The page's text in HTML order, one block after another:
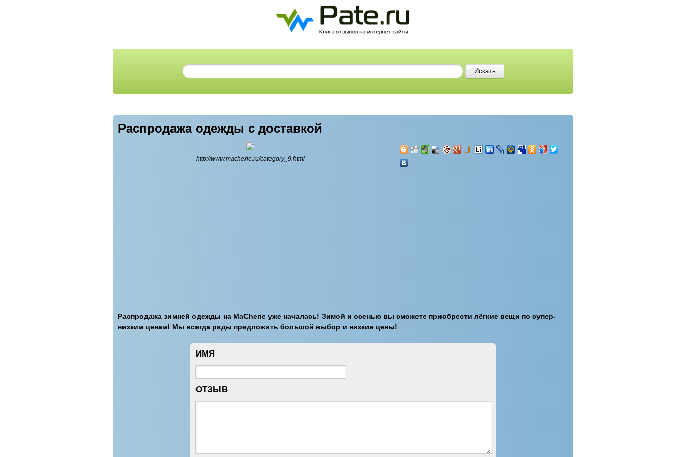
Распродажа одежды с доставкой
http://www.macherie.ru/category_9.html
Распродажа зимней одежды на MaCherie уже началась! Зимой и осенью вы сможете приобрести лёгкие вещи по супер-
низким ценам! Мы всегда рады предложить большой выбор и низкие цены!
ИМЯ
ОТЗЫВ